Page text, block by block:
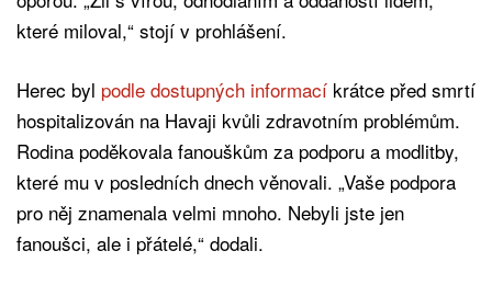
které miloval,“ stojí v prohlášení.
Herec byl podle dostupných informací krátce před smrtí
hospitalizován na Havaji kvůli zdravotním problémům.
Rodina poděkovala fanouškům za podporu a modlitby,
které mu v posledních dnech věnovali. „Vaše podpora
pro něj znamenala velmi mnoho. Nebyli jste jen
fanoušci, ale i přátelé,“ dodali.